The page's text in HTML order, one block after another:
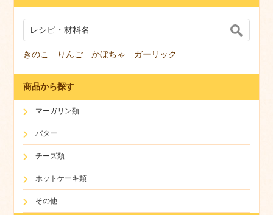
きのこ りんご かぼちゃ ガーリック
商品から探す
マーガリン類
バター
チーズ類
ホットケーキ類
その他